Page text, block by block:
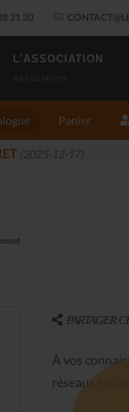
31 30
L'ASSOCIATION
Panier
PARTAGER
À vos
réseaux